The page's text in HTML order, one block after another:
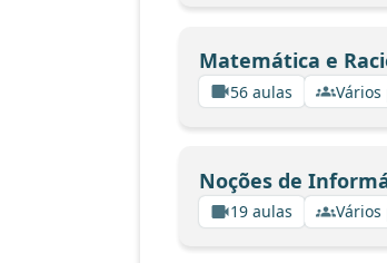
Matemática e
56 aulas Vários
Noções de
19 aulas Vários